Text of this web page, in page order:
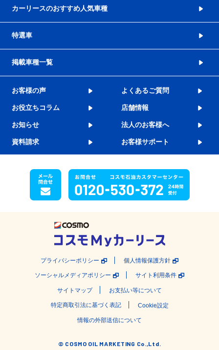
カーリースのおすすめ人気車種
特選車
掲載車種一覧
お客様の声 よくあるご質問
お役立ちコラム 店舗情報
お知らせ 法人のお客様へ
資料請求 お客様サポート
プライバシーポリシー 個人情報保護方針
ソーシャルメディアポリシー サイト利用条件
サイトマップ お支払い等について
特定商取引法に基づく表記 Cookie設定
情報の外部送信について
© COSMO OIL MARKETING Co.,Ltd.